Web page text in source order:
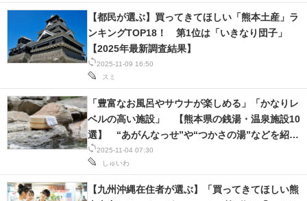
2025-11-09 16:50
スミ
【都民が選ぶ】買ってきてほしい「熊本土産」ラ
ンキングTOP18！ 第1位は「いきなり団子」
【2025年最新調査結果】
2025-11-04 07:30
しゅいわ
「豊富なお風呂やサウナが楽しめる」「かなりレ
ベルの高い施設」 【熊本県の銭湯・温泉施設10
選】 “あがんなっせ”や“つかさの湯”などを紹
介！
【九州沖縄在住者が選ぶ】「買ってきてほしい熊